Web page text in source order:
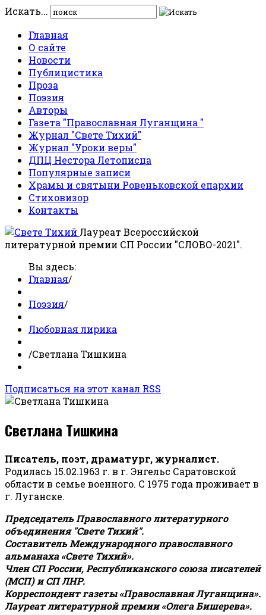
Искать...
Главная
О сайте
Новости
Публицистика
Проза
Поэзия
Авторы
Газета "Православная Луганщина "
Журнал "Свете Тихий"
Журнал "Уроки веры"
ДПЦ Нестора Летописца
Популярные записи
Храмы и святыни Ровеньковской епархии
Стиховизор
Контакты
Лауреат Всероссийской
литературной премии СП России "СЛОВО-2021".
Вы здесь:
Главная/
Поэзия/
Любовная лирика
/Светлана Тишкина
Подписаться на этот канал RSS
Светлана Тишкина
Писатель, поэт, драматург, журналист.
Родилась 15.02.1963 г. в г. Энгельс Саратовской
области в семье военного. С 1975 года проживает в
г. Луганске.
Председатель Православного литературного
объединения "Свете Тихий".
Составитель Международного православного
альманаха «Свете Тихий».
Член СП России, Республиканского союза писателей
(МСП) и СП ЛНР.
Корреспондент газеты «Православная Луганщина».
Лауреат литературной премии «Олега Бишерева».